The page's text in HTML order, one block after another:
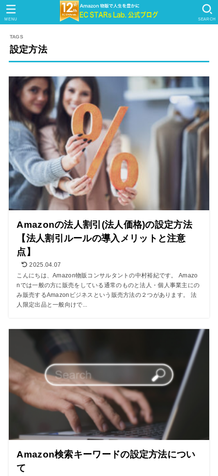
SEARCH
MENU
設定方法
Amazonの法人割引(法人価格)の設定方法
【法人割引ルールの導入メリットと注意
点】
2025.04.07
こんにちは、Amazon物販コンサルタントの中村裕紀です。 Amazo
nでは一般の方に販売をしている通常のものと法人・個人事業主にの
み販売するAmazonビジネスという販売方法の２つがあります。 法
人限定出品と一般向けで...
Amazon検索キーワードの設定方法につい
て